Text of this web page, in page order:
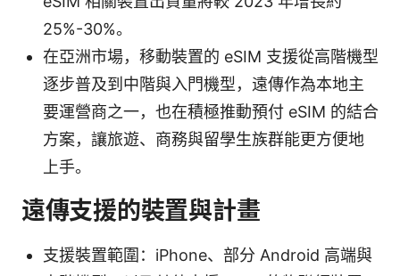
25%-30%。
在亞洲市場，移動裝置的 eSIM 支援從高階機型
逐步普及到中階與入門機型，遠傳作為本地主
要運營商之一，也在積極推動預付 eSIM 的結合
方案，讓旅遊、商務與留學生族群能更方便地
上手。
遠傳支援的裝置與計畫
支援裝置範圍：iPhone、部分 Android 高端與